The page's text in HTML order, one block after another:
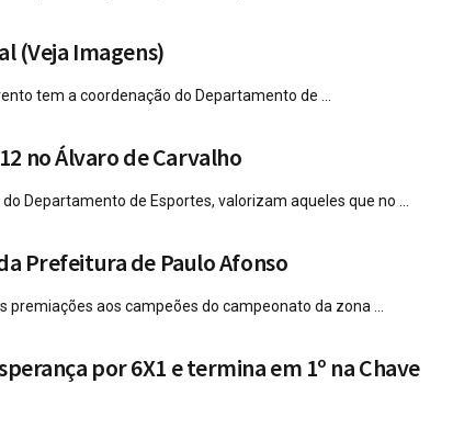
(Veja Imagens)
tem a coordenação do Departamento de ...
no Álvaro de Carvalho
Departamento de Esportes, valorizam aqueles que no ...
Prefeitura de Paulo Afonso
aos campeões do campeonato da zona ...
por 6X1 e termina em 1º na Chave